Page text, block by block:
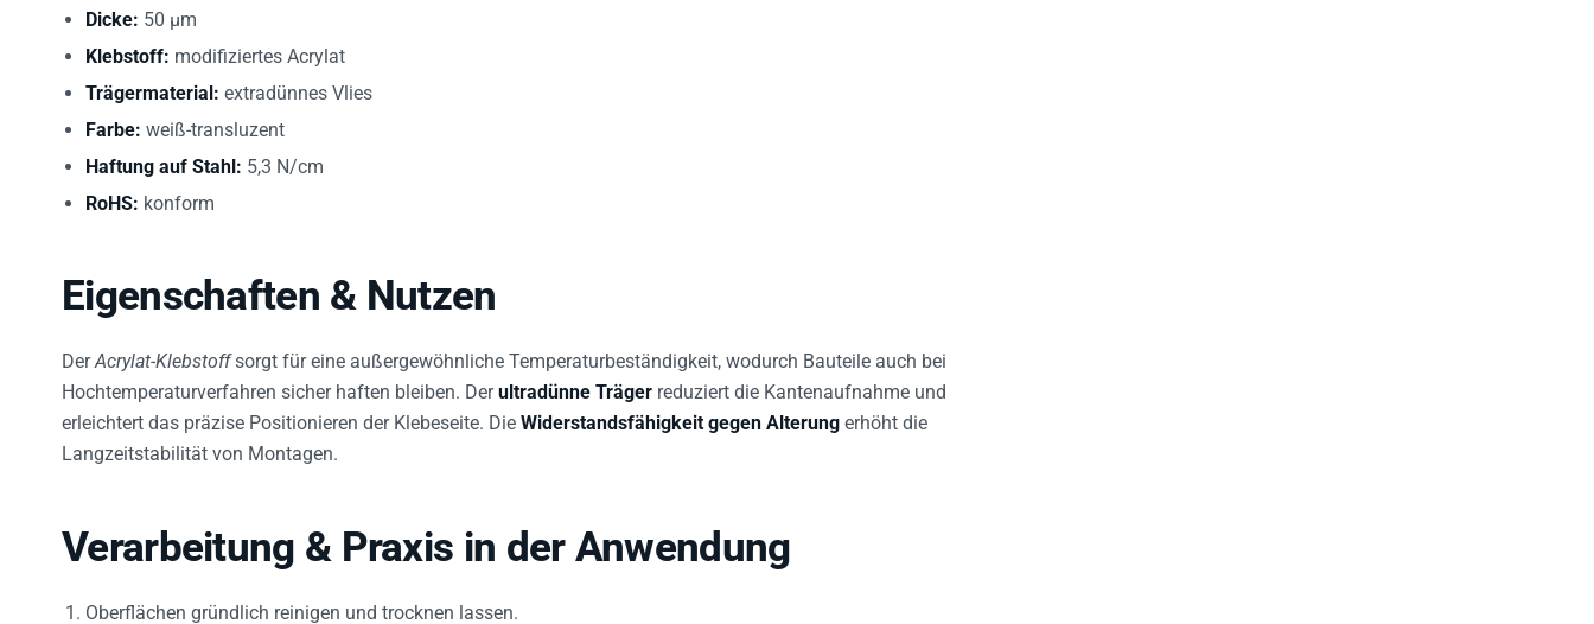
Dicke:
50 µm
Klebstoff:
modifiziertes Acrylat
Trägermaterial:
extradünnes Vlies
Farbe:
weiß-transluzent
Haftung auf Stahl: 5,3 N/cm
RoHS:
konform
Eigenschaften & Nutzen
Der Acrylat-Klebstoffsorgt für eine außergewöhnliche Temperaturbeständigkeit, wodurch Bauteile auch bei
Hochtemperaturverfahren sicher haften bleiben. Der
ultradünne Träger
reduziert die Kantenaufnahme und
erleichtert das präzise Positionieren der Klebeseite. Die Widerstandsfähigkeit gegen Alterung
erhöht die
Langzeitstabilität von Montagen.
Verarbeitung & Praxis in der Anwendung
Oberflächen gründlich reinigen und trocknen lassen.